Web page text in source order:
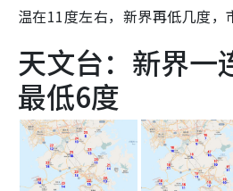
温在11度左右，新界再低几度，
天文台：新界一
最低6度